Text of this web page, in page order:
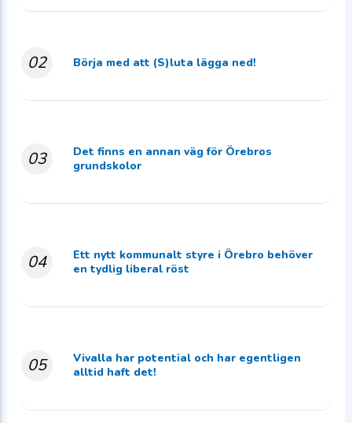
02 Börja med att (S)luta lägga ned!
03
Det finns en annan väg för Örebros
grundskolor
04
Ett nytt kommunalt styre i Örebro behöver
en tydlig liberal röst
05
Vivalla har potential och har egentligen
alltid haft det!